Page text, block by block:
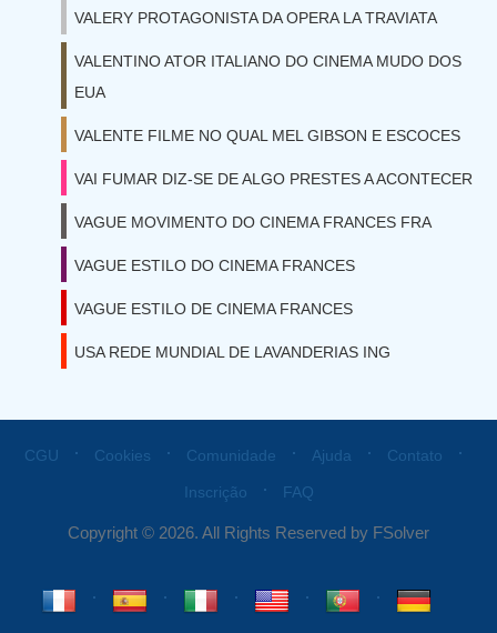
VALERY PROTAGONISTA DA OPERA LA TRAVIATA
VALENTINO ATOR ITALIANO DO CINEMA MUDO DOS
EUA
VALENTE FILME NO QUAL MEL GIBSON E ESCOCES
VAI FUMAR DIZ-SE DE ALGO PRESTES A ACONTECER
VAGUE MOVIMENTO DO CINEMA FRANCES FRA
VAGUE ESTILO DO CINEMA FRANCES
VAGUE ESTILO DE CINEMA FRANCES
USA REDE MUNDIAL DE LAVANDERIAS ING
CGU ⋅ Cookies ⋅ Comunidade ⋅ Ajuda ⋅ Contato ⋅
Inscrição ⋅ FAQ
Copyright © 2026. All Rights Reserved by FSolver
⋅ ⋅ ⋅ ⋅ ⋅